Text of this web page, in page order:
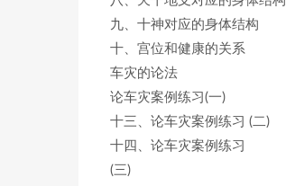
九、十神对应的身体结构
十、宫位和健康的关系
车灾的论法
论车灾案例练习(一)
十三、论车灾案例练习 (二)
十四、论车灾案例练习
(三)